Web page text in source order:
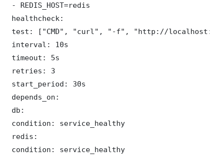
- REDIS_HOST=redis
healthcheck:
test: ["CMD", "curl", "-f", "http://
interval: 10s
timeout: 5s
retries: 3
start_period: 30s
depends_on:
db:
condition: service_healthy
redis:
condition: service_healthy